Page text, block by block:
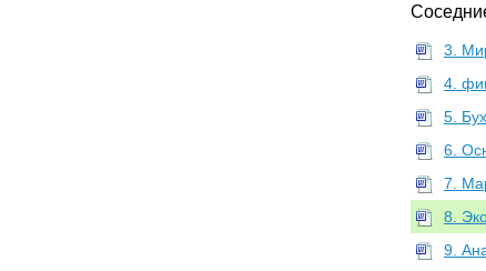
3.
4.
5.
6.
7.
8.
9.